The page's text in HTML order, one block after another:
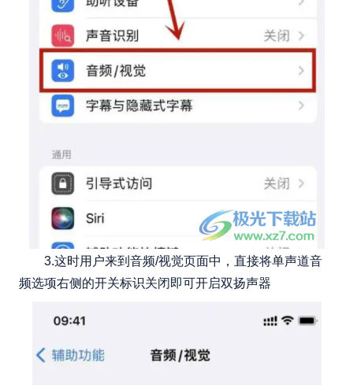
3.这时用户来到音频/视觉页面中，直接将单声道音
频选项右侧的开关标识关闭即可开启双扬声器